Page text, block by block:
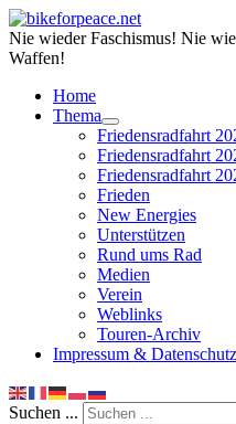
Nie wieder Faschismus! Nie
Waffen!
Home
Thema
Friedensradfahrt
Friedensradfahrt
Friedensradfahrt
Frieden
New Energies
Unterstützen
Rund ums Rad
Medien
Verein
Weblinks
Touren-Archiv
Impressum & Datenschutz
Suchen ...